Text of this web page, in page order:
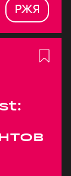
РЖЯ